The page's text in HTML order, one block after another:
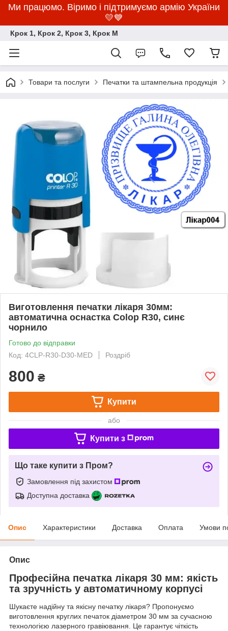
Ми працюмо. Віримо і підтримуємо армію України
💛💙
Крок 1, Крок 2, Крок 3, Крок M
Товари та послуги Печатки та штампельна продукція
Виготовлення печатки лікаря 30мм:
автоматична оснастка Colop R30, синє
чорнило
Готово до відправки
Код: 4CLP-R30-D30-MED
Роздріб
800 ₴
Купити
або
Купити з
Що таке купити з Пром?
Замовлення під захистом
Доступна доставка
Опис Характеристики Доставка Оплата Умови
Опис
Професійна печатка лікаря 30 мм: якість
та зручність у автоматичному корпусі
Шукаєте надійну та якісну печатку лікаря? Пропонуємо
виготовлення круглих печаток діаметром 30 мм за сучасною
технологією лазерного гравіювання. Це гарантує чіткість